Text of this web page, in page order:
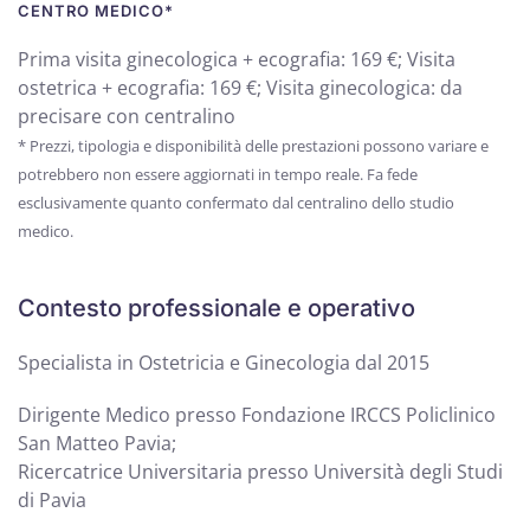
CENTRO MEDICO*
Prima visita ginecologica + ecografia: 169 €; Visita
ostetrica + ecografia: 169 €; Visita ginecologica: da
precisare con centralino
* Prezzi, tipologia e disponibilità delle prestazioni possono variare e
potrebbero non essere aggiornati in tempo reale. Fa fede
esclusivamente quanto confermato dal centralino dello studio
medico.
Contesto professionale e operativo
Specialista in Ostetricia e Ginecologia dal 2015
Dirigente Medico presso Fondazione IRCCS Policlinico
San Matteo Pavia;
Ricercatrice Universitaria presso Università degli Studi
di Pavia